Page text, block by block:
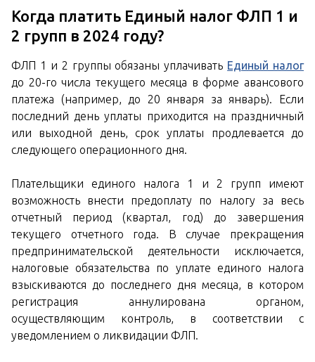
Когда платить Единый налог ФЛП 1 и
2 групп в 2024 году?
ФЛП 1 и 2 группы обязаны уплачивать Единый налог
до 20-го числа текущего месяца в форме авансового
платежа (например, до 20 января за январь). Если
последний день уплаты приходится на праздничный
или выходной день, срок уплаты продлевается до
следующего операционного дня.
Плательщики единого налога 1 и 2 групп имеют
возможность внести предоплату по налогу за весь
отчетный период (квартал, год) до завершения
текущего отчетного года. В случае прекращения
предпринимательской деятельности исключается,
налоговые обязательства по уплате единого налога
взыскиваются до последнего дня месяца, в котором
регистрация аннулирована органом,
осуществляющим контроль, в соответствии с
уведомлением о ликвидации ФЛП.